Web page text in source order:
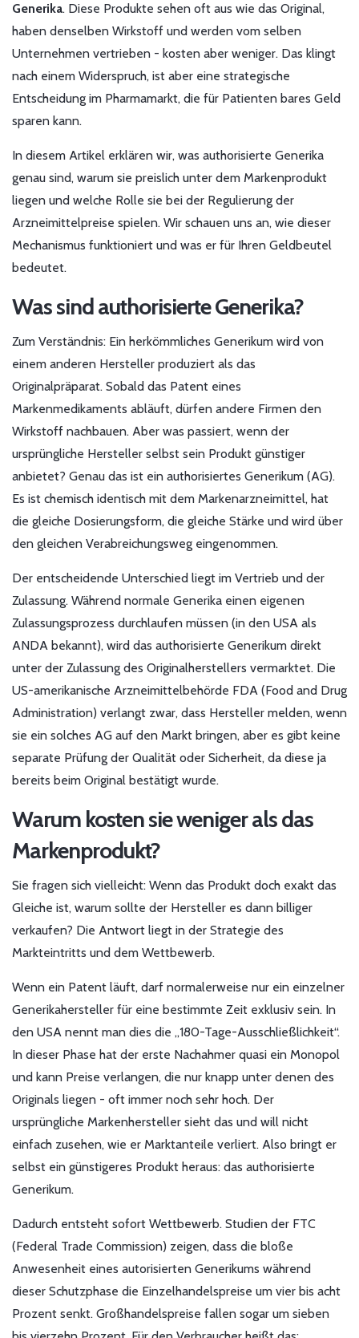
Generika. Diese Produkte sehen oft aus wie das Original,
haben denselben Wirkstoff und werden vom selben
Unternehmen vertrieben - kosten aber weniger. Das klingt
nach einem Widerspruch, ist aber eine strategische
Entscheidung im Pharmamarkt, die für Patienten bares Geld
sparen kann.
In diesem Artikel erklären wir, was authorisierte Generika
genau sind, warum sie preislich unter dem Markenprodukt
liegen und welche Rolle sie bei der Regulierung der
Arzneimittelpreise spielen. Wir schauen uns an, wie dieser
Mechanismus funktioniert und was er für Ihren Geldbeutel
bedeutet.
Was sind authorisierte Generika?
Zum Verständnis: Ein herkömmliches Generikum wird von
einem anderen Hersteller produziert als das
Originalpräparat. Sobald das Patent eines
Markenmedikaments abläuft, dürfen andere Firmen den
Wirkstoff nachbauen. Aber was passiert, wenn der
ursprüngliche Hersteller selbst sein Produkt günstiger
anbietet? Genau das ist ein authorisiertes Generikum (AG).
Es ist chemisch identisch mit dem Markenarzneimittel, hat
die gleiche Dosierungsform, die gleiche Stärke und wird über
den gleichen Verabreichungsweg eingenommen.
Der entscheidende Unterschied liegt im Vertrieb und der
Zulassung. Während normale Generika einen eigenen
Zulassungsprozess durchlaufen müssen (in den USA als
ANDA bekannt), wird das authorisierte Generikum direkt
unter der Zulassung des Originalherstellers vermarktet. Die
US-amerikanische Arzneimittelbehörde FDA (Food and Drug
Administration) verlangt zwar, dass Hersteller melden, wenn
sie ein solches AG auf den Markt bringen, aber es gibt keine
separate Prüfung der Qualität oder Sicherheit, da diese ja
bereits beim Original bestätigt wurde.
Warum kosten sie weniger als das
Markenprodukt?
Sie fragen sich vielleicht: Wenn das Produkt doch exakt das
Gleiche ist, warum sollte der Hersteller es dann billiger
verkaufen? Die Antwort liegt in der Strategie des
Markteintritts und dem Wettbewerb.
Wenn ein Patent läuft, darf normalerweise nur ein einzelner
Generikahersteller für eine bestimmte Zeit exklusiv sein. In
den USA nennt man dies die „180-Tage-Ausschließlichkeit“.
In dieser Phase hat der erste Nachahmer quasi ein Monopol
und kann Preise verlangen, die nur knapp unter denen des
Originals liegen - oft immer noch sehr hoch. Der
ursprüngliche Markenhersteller sieht das und will nicht
einfach zusehen, wie er Marktanteile verliert. Also bringt er
selbst ein günstigeres Produkt heraus: das authorisierte
Generikum.
Dadurch entsteht sofort Wettbewerb. Studien der FTC
(Federal Trade Commission) zeigen, dass die bloße
Anwesenheit eines autorisierten Generikums während
dieser Schutzphase die Einzelhandelspreise um vier bis acht
Prozent senkt. Großhandelspreise fallen sogar um sieben